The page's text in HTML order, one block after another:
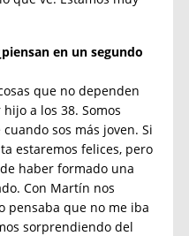
en un segundo
que no dependen
a los 38. Somos
sos más joven. Si
estaremos felices, pero
haber formado una
Con Martín nos
pensaba que no me iba
sorprendiendo del